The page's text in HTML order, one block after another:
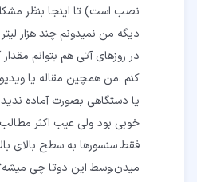
نصب است) تا اینجا بنظر
دیگه من نمیدونم چند هزار
در روزهای آتی هم بتوانم
کنم .من همچین مقاله یا ویدیو
یا دستگاهی بصورت آماده
خوبی بود ولی عیب اکثر
فقط سنسورها به سطح بالای
میدن.وسط این دوتا چی